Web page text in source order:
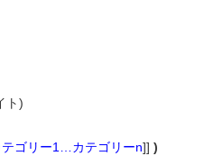
ト)
テゴリー1…カテゴリーn]] )